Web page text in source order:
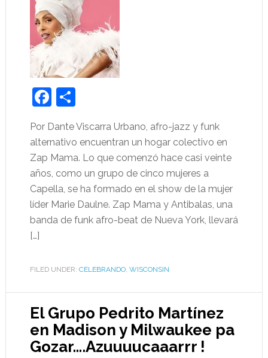
Facebook
Share
Por Dante Viscarra Urbano, afro-jazz y funk
alternativo encuentran un hogar colectivo en
Zap Mama. Lo que comenzó hace casi veinte
años, como un grupo de cinco mujeres a
Capella, se ha formado en el show de la mujer
líder Marie Daulne. Zap Mama y Antibalas, una
banda de funk afro-beat de Nueva York, llevará
[…]
FILED UNDER: CELEBRANDO, WISCONSIN
El Grupo Pedrito Martínez
en Madison y Milwaukee pa
Gozar….Azuuuucaaarrr !